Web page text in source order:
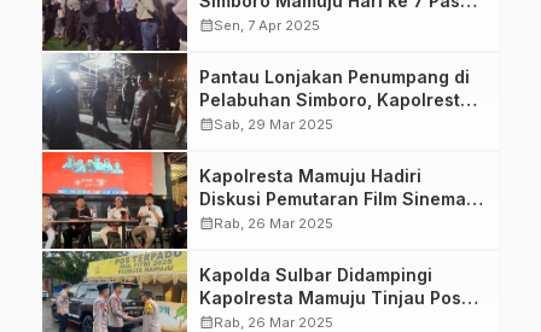
Lebaran
calendar_monthSen, 7 Apr 2025
Pantau Lonjakan Penumpang di
Pelabuhan Simboro, Kapolresta
Mamuju Memastikan Kelancaran
calendar_monthSab, 29 Mar 2025
Kapolresta Mamuju Hadiri
Diskusi Pemutaran Film Sinema
Ramadan
calendar_monthRab, 26 Mar 2025
Kapolda Sulbar Didampingi
Kapolresta Mamuju Tinjau Posko
Pengamanan Mudik untuk
calendar_monthRab, 26 Mar 2025